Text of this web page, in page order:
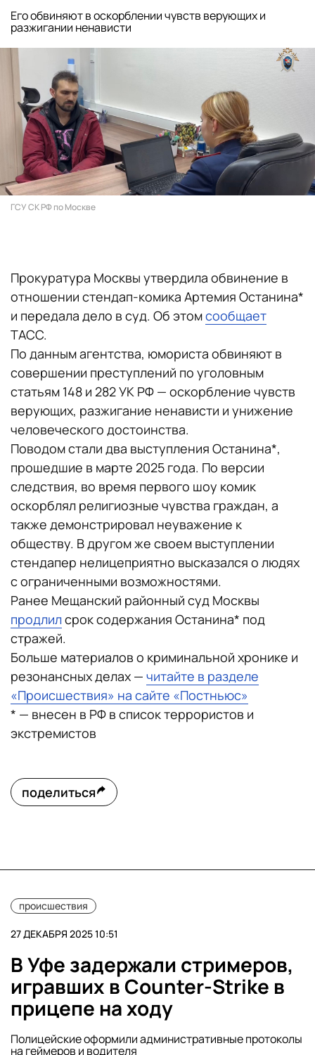
Его обвиняют в оскорблении чувств верующих и
разжигании ненависти
ГСУ СК РФ по Москве
Прокуратура Москвы утвердила обвинение в
отношении стендап-комика Артемия Останина*
и передала дело в суд. Об этомсообщает
ТАСС.
По данным агентства, юмориста обвиняют в
совершении преступлений по уголовным
статьям 148 и 282 УК РФ — оскорбление чувств
верующих, разжигание ненависти и унижение
человеческого достоинства.
Поводом стали два выступления Останина*,
прошедшие в марте 2025 года. По версии
следствия, во время первого шоу комик
оскорблял религиозные чувства граждан, а
также демонстрировал неуважение к
обществу. В другом же своем выступлении
стендапер нелицеприятно высказался о людях
с ограниченными возможностями.
Ранее Мещанский районный суд Москвы
продлилсрок содержания Останина* под
стражей.
Больше материалов о криминальной хронике и
резонансных делах — читайте в разделе
«Происшествия» на сайте «Постньюс»
* — внесен в РФ в список террористов и
экстремистов
поделиться
происшествия
27 ДЕКАБРЯ 2025 10:51
В Уфе задержали стримеров,
игравших в Counter-Strike в
прицепе на ходу
Полицейские оформили административные протоколы
на геймеров и водителя